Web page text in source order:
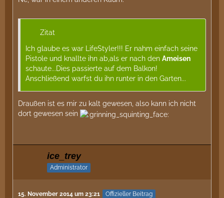
Zitat
Ich glaube es war LifeStyler!!! Er nahm einfach seine
Pistole und knallte ihn ab,als er nach den Ameisen
schaute...Dies passierte auf dem Balkon!
Anschließend warfst du ihn runter in den Garten...
Draußen ist es mir zu kalt gewesen, also kann ich nicht
dort gewesen sein
ice_trey
Administrator
15. November 2014 um 23:21 Offizieller Beitrag